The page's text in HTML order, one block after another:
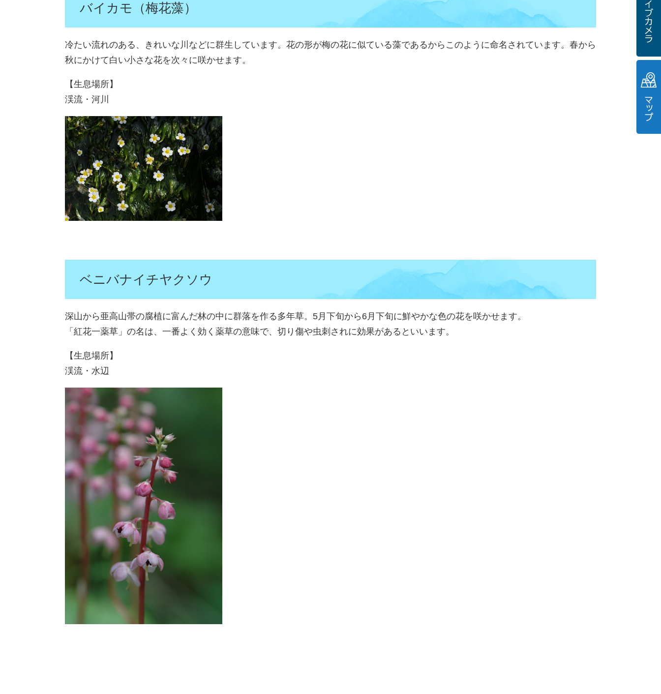
バイカモ（梅花藻）
冷たい流れのある、きれいな川などに群生しています。花の形が梅の花に似ている藻であるからこのように命名されています。春から
秋にかけて白い小さな花を次々に咲かせます。
【生息場所】
渓流・河川
ベニバナイチヤクソウ
深山から亜高山帯の腐植に富んだ林の中に群落を作る多年草。5月下旬から6月下旬に鮮やかな色の花を咲かせます。
「紅花一薬草」の名は、一番よく効く薬草の意味で、切り傷や虫刺されに効果があるといいます。
【生息場所】
渓流・水辺